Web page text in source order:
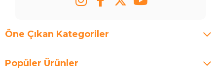
Öne Çıkan Kategoriler
Popüler Ürünler